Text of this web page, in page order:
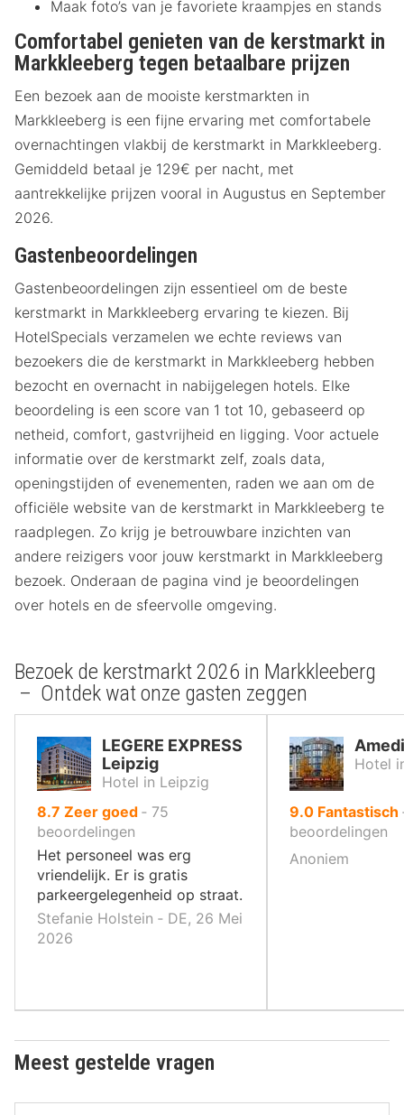
Maak foto’s van je favoriete kraampjes en stands
Comfortabel genieten van de kerstmarkt in
Markkleeberg tegen betaalbare prijzen
Een bezoek aan de mooiste kerstmarkten in
Markkleeberg is een fijne ervaring met comfortabele
overnachtingen vlakbij de kerstmarkt in Markkleeberg.
Gemiddeld betaal je 129€ per nacht, met
aantrekkelijke prijzen vooral in Augustus en September
2026.
Gastenbeoordelingen
Gastenbeoordelingen zijn essentieel om de beste
kerstmarkt in Markkleeberg ervaring te kiezen. Bij
HotelSpecials verzamelen we echte reviews van
bezoekers die de kerstmarkt in Markkleeberg hebben
bezocht en overnacht in nabijgelegen hotels. Elke
beoordeling is een score van 1 tot 10, gebaseerd op
netheid, comfort, gastvrijheid en ligging. Voor actuele
informatie over de kerstmarkt zelf, zoals data,
openingstijden of evenementen, raden we aan om de
officiële website van de kerstmarkt in Markkleeberg te
raadplegen. Zo krijg je betrouwbare inzichten van
andere reizigers voor jouw kerstmarkt in Markkleeberg
bezoek. Onderaan de pagina vind je beoordelingen
over hotels en de sfeervolle omgeving.
Bezoek de kerstmarkt 2026 in Markkleeberg
– Ontdek wat onze gasten zeggen
LEGERE EXPRESS
Leipzig
Hotel in Leipzig
8.7 uit
10
,
Zeer goed ‐ 75
beoordelingen
Het personeel was erg
vriendelijk. Er is gratis
parkeergelegenheid op straat.
Stefanie Holstein ‐ DE, 26 Mei
2026
Hotel
9.0uit
10
Fantastisch
beoordelingen
Anoniem
Meest gestelde vragen